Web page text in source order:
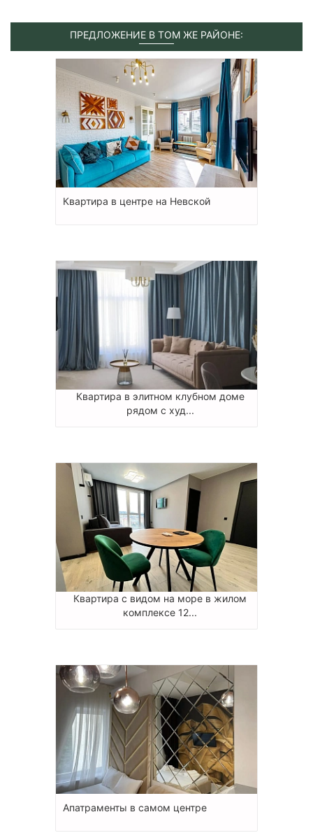
ПРЕДЛОЖЕНИЕ В ТОМ ЖЕ РАЙОНЕ:
Квартира в центре на Невской
Квартира в элитном клубном доме
рядом с худ...
Квартира с видом на море в жилом
комплексе 12...
Апатраменты в самом центре